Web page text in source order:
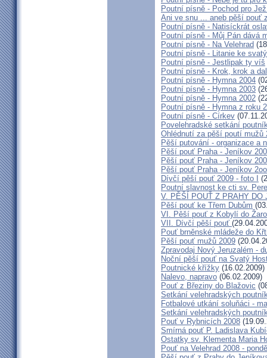
Poutní písně - Pochod pro
Ani ve snu ... aneb pěší pouť
Poutní písně - Natisíckrát
Poutní písně - Můj Pán dává
Poutní písně - Na Velehrad
Poutní písně - Litanie ke
Poutní písně - Jestlipak ty víš
Poutní písně - Krok, krok a
Poutní písně - Hymna 2004
Poutní písně - Hymna 2003
Poutní písně - Hymna 2002
Poutní písně - Hymna z roku
Poutní písně - Církev
Povelehradské setkání
Ohlédnutí za pěší poutí mužů
Pěší putování - organizace a
Pěší pouť Praha - Jeníkov
Pěší pouť Praha - Jeníkov
Pěší pouť Praha - Jeníkov
Dívčí pěší pouť 2009 - foto I
Poutní slavnost ke cti sv.
V. PĚŠÍ POUŤ Z PRAHY DO
Pěší pouť ke Třem Dubům
VI. Pěší pouť z Kobylí do
VII. Dívčí pěší pouť
Pouť brněnské mládeže do
Pěší pouť mužů 2009
Zpravodaj Nový Jeruzalém -
Noční pěší pouť na Svatý
Poutnické křížky (16.02.2009)
Nalevo, napravo (06.02.2009)
Pouť z Březiny do Blažovic
Setkání velehradských
Fotbalové utkání soluňáci -
Setkání velehradských
Pouť v Rybnicích 2008
Smírná pouť P. Ladislava
Ostatky sv. Klementa Maria
Pouť na Velehrad 2008 -